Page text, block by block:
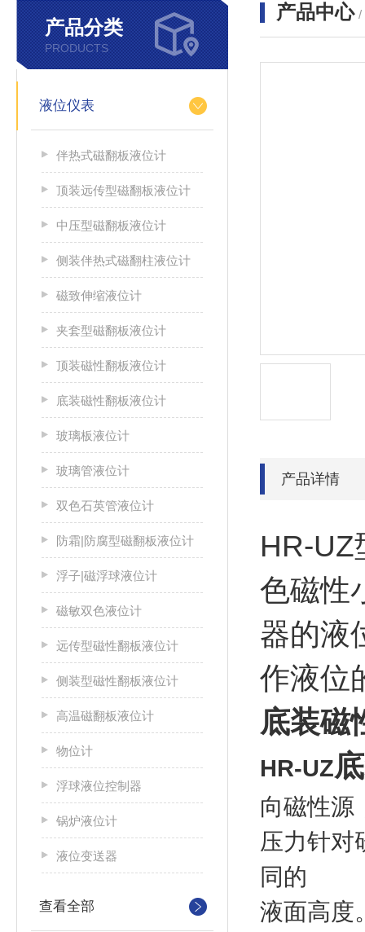
产品分类
PRODUCTS
液位仪表
伴热式磁翻板液位计
顶装远传型磁翻板液位计
中压型磁翻板液位计
侧装伴热式磁翻柱液位计
磁致伸缩液位计
夹套型磁翻板液位计
顶装磁性翻板液位计
底装磁性翻板液位计
玻璃板液位计
玻璃管液位计
双色石英管液位计
防霜|防腐型磁翻板液位计
浮子|磁浮球液位计
磁敏双色液位计
远传型磁性翻板液位计
侧装型磁性翻板液位计
高温磁翻板液位计
物位计
浮球液位控制器
锅炉液位计
液位变送器
查看全部
产品中心 /
产品详情
HR-UZ
色磁性
器的液
作液位
底装磁
HR-UZ
向磁性源
压力针对
同的
液面高度